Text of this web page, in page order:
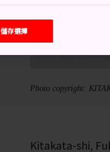
Photo copyright:
Kitakata-shi,
儲存選擇